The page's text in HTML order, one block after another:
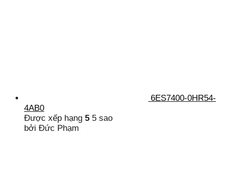
6ES7400-0HR54-
4AB0
Được xếp hạng 5 5 sao
bởi Đức Phạm